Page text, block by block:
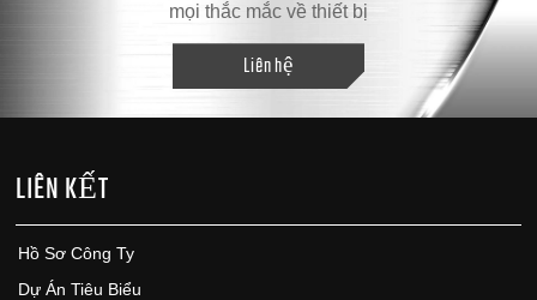
mọi thắc mắc về thiết bị
Liên hệ
LIÊN KẾT
Hồ Sơ Công Ty
Dự Án Tiêu Biểu